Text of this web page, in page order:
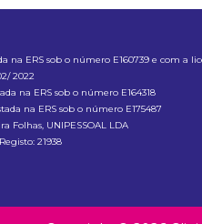
na ERS sob o número E160739 e com a
2022
na ERS sob o número E164318
na ERS sob o número E175487
Folhas, UNIPESSOAL LDA
21938